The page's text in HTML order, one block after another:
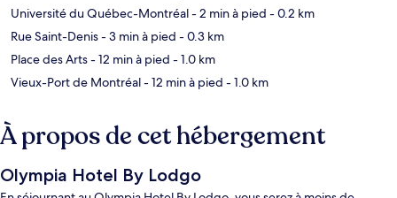
Université du Québec-Montréal- 2 min à pied - 0.2 km
Rue Saint-Denis- 3 min à pied - 0.3 km
Place des Arts- 12 min à pied - 1.0 km
Vieux-Port de Montréal- 12 min à pied - 1.0 km
À propos de cet hébergement
Olympia Hotel By Lodgo